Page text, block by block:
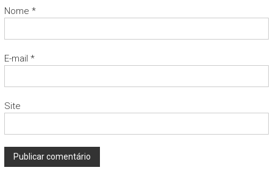
Nome *
E-mail *
Site